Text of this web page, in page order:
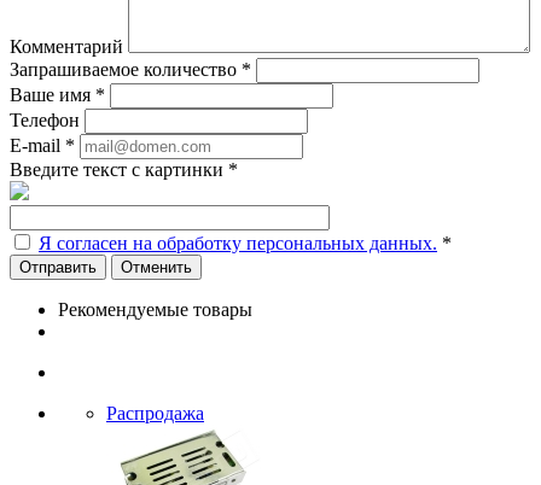
Комментарий
Запрашиваемое количество *
Ваше имя *
Телефон
E-mail *
Введите текст с картинки *
Я согласен на обработку персональных данных. *
Отменить
Рекомендуемые товары
Распродажа